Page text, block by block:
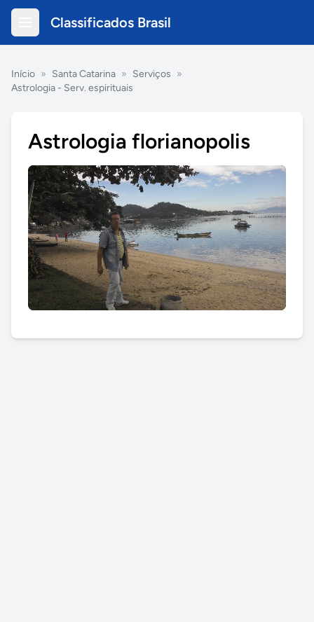
Classificados Brasil
Início » Santa Catarina » Serviços »
Astrologia - Serv. espirituais
Astrologia florianopolis